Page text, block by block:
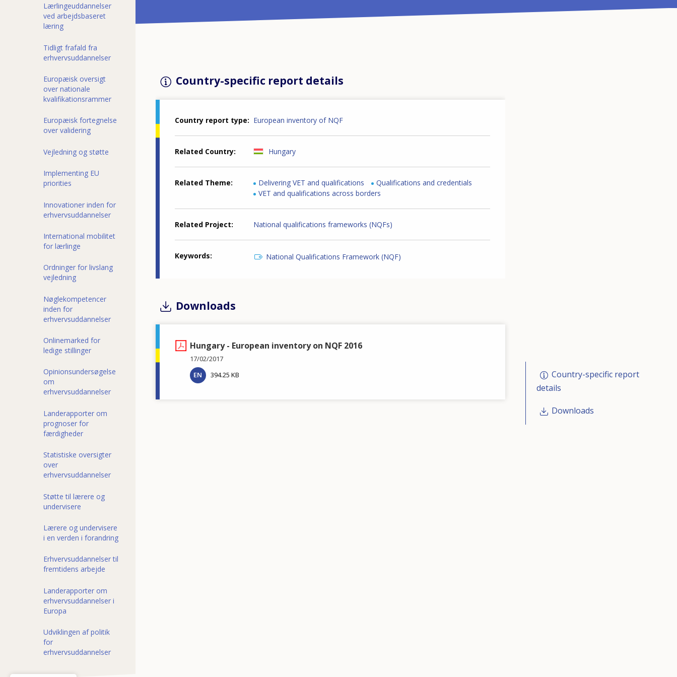
Lærlingeuddannelser
ved arbejdsbaseret
læring
Tidligt frafald fra
erhvervsuddannelser
Europæisk oversigt
over nationale
kvalifikationsrammer
Europæisk fortegnelse
over validering
Vejledning og støtte
Implementing EU
priorities
Innovationer inden for
erhvervsuddannelser
International mobilitet
for lærlinge
Ordninger for livslang
vejledning
Nøglekompetencer
inden for
erhvervsuddannelser
Onlinemarked for
ledige stillinger
Opinionsundersøgelse
om
erhvervsuddannelser
Landerapporter om
prognoser for
færdigheder
Statistiske oversigter
over
erhvervsuddannelser
Støtte til lærere og
undervisere
Lærere og undervisere
i en verden i forandring
Erhvervsuddannelser til
fremtidens arbejde
Landerapporter om
erhvervsuddannelser i
Europa
Udviklingen af politik
for
erhvervsuddannelser
Country-specific report details
Country report type European inventory of NQF
Related Country Hungary
Related Theme Delivering VET and qualifications
Qualifications and credentials
VET and qualifications across borders
Related Project National qualifications frameworks (NQFs)
Keywords National Qualifications Framework (NQF)
Downloads
Hungary - European inventory on NQF 2016
17/02/2017
EN
394.25 KB
Country-specific report
details
Downloads